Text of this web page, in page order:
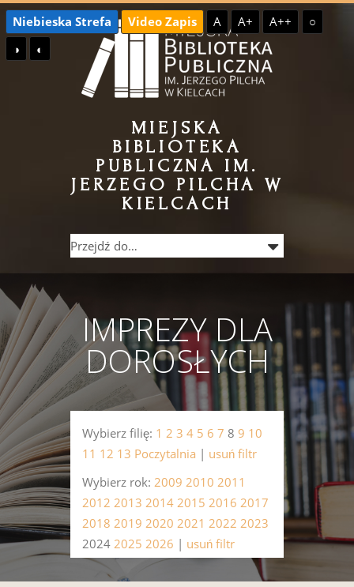
Przejdź
do
treści
Przejdź
do
menu
Niebieska Strefa Video Zapis A A+ A++
○
◑
◐
MIEJSKA
BIBLIOTEKA
PUBLICZNA IM.
JERZEGO PILCHA W
KIELCACH
IMPREZY DLA
DOROSŁYCH
Wybierz filię: 1 2 3 4 5 6 7 8 9 10
11 12 13 Poczytalnia | usuń filtr
Wybierz rok: 2009 2010 2011
2012 2013 2014 2015 2016 2017
2018 2019 2020 2021 2022 2023
2024 2025 2026 | usuń filtr